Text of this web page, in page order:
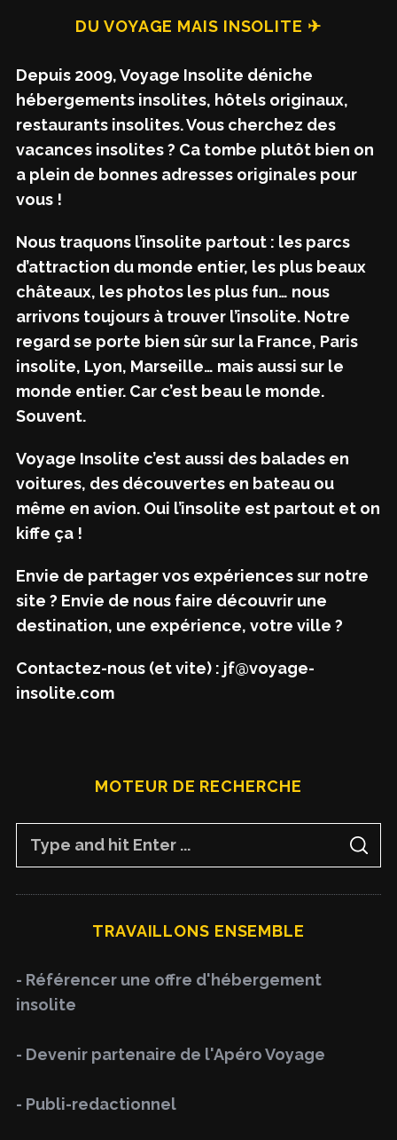
DU VOYAGE MAIS INSOLITE ✈
Depuis 2009, Voyage Insolite déniche
hébergements insolites, hôtels originaux,
restaurants insolites. Vous cherchez des
vacances insolites ? Ca tombe plutôt bien on
a plein de bonnes adresses originales pour
vous !
Nous traquons l’insolite partout : les parcs
d’attraction du monde entier, les plus beaux
châteaux, les photos les plus fun… nous
arrivons toujours à trouver l’insolite. Notre
regard se porte bien sûr sur la France, Paris
insolite, Lyon, Marseille… mais aussi sur le
monde entier. Car c’est beau le monde.
Souvent.
Voyage Insolite c’est aussi des balades en
voitures, des découvertes en bateau ou
même en avion. Oui l’insolite est partout et on
kiffe ça !
Envie de partager vos expériences sur notre
site ? Envie de nous faire découvrir une
destination, une expérience, votre ville ?
Contactez-nous (et vite) : jf@voyage-
insolite.com
MOTEUR DE RECHERCHE
f
o
:
S
A
C
TRAVAILLONS ENSEMBLE
- Référencer une offre d'hébergement
insolite
- Devenir partenaire de l'Apéro Voyage
- Publi-redactionnel